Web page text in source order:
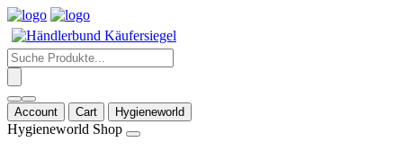
Products
search
Account Cart Hygieneworld
Hygieneworld Shop